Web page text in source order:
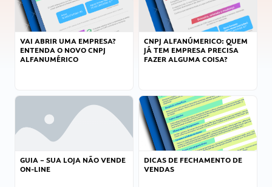
VAI ABRIR UMA EMPRESA?
ENTENDA O NOVO CNPJ
ALFANUMÉRICO
CNPJ ALFANÚMERICO: QUEM
JÁ TEM EMPRESA PRECISA
FAZER ALGUMA COISA?
GUIA – SUA LOJA NÃO VENDE
ON-LINE
DICAS DE FECHAMENTO DE
VENDAS